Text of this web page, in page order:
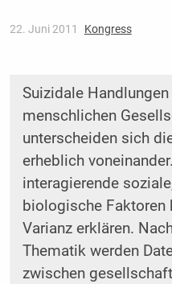
22. Juni 2011 Kongress
Suizidale
menschlichen
unterscheiden sich
erheblich
interagierende
biologische Faktoren
Varianz erklären.
Thematik werden
zwischen